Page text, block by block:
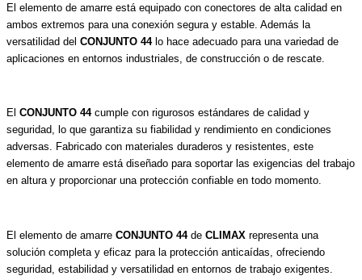
El elemento de amarre está equipado con conectores de alta calidad en
ambos extremos para una conexión segura y estable. Además la
versatilidad del CONJUNTO 44lo hace adecuado para una variedad de
aplicaciones en entornos industriales, de construcción o de rescate.
El CONJUNTO 44cumple con rigurosos estándares de calidad y
seguridad, lo que garantiza su fiabilidad y rendimiento en condiciones
adversas. Fabricado con materiales duraderos y resistentes, este
elemento de amarre está diseñado para soportar las exigencias del trabajo
en altura y proporcionar una protección confiable en todo momento.
El elemento de amarre CONJUNTO 44de CLIMAX representa una
solución completa y eficaz para la protección anticaídas, ofreciendo
seguridad, estabilidad y versatilidad en entornos de trabajo exigentes.